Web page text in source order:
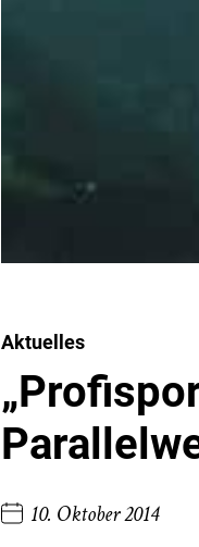
Aktuelles
10. Oktober 2014